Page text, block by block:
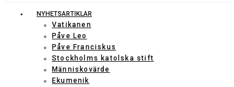
NYHETSARTIKLAR
Vatikanen
Påve Leo
Påve Franciskus
Stockholms katolska stift
Människovärde
Ekumenik